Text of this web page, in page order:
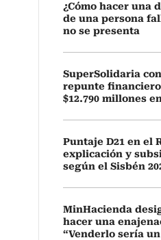
¿Cómo hacer una
de una persona
no se presenta
SuperSolidaria
repunte
$12.790 millones
Puntaje D21 en el
explicación y
según el Sisbén
MinHacienda
hacer una
“Venderlo sería